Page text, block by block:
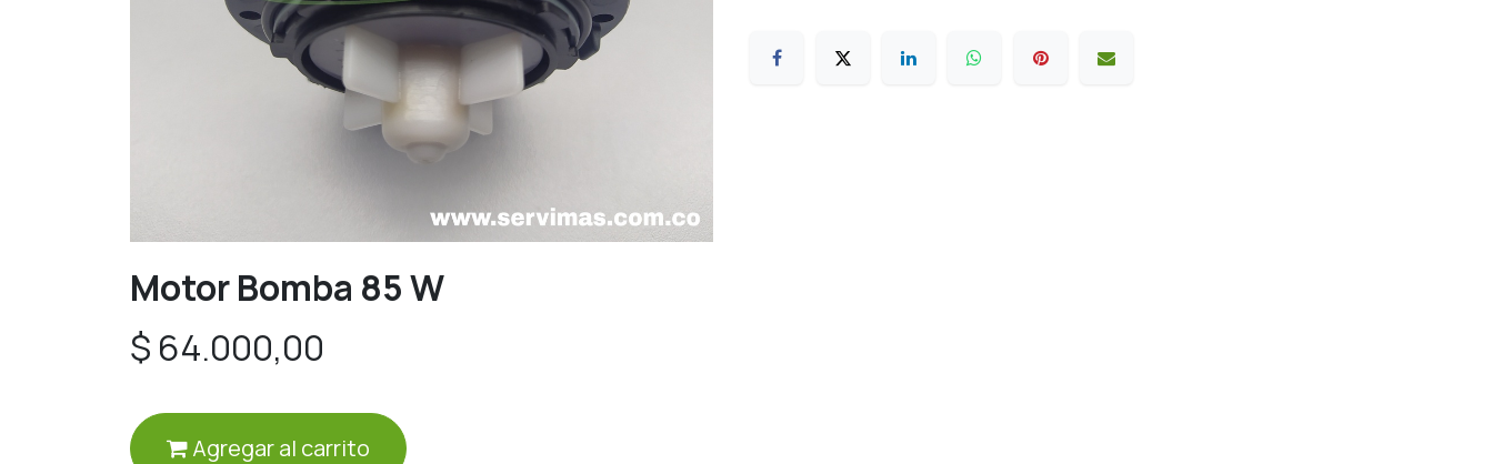
Motor Bomba 85 W
$ 64.000,00
Agregar al carrito